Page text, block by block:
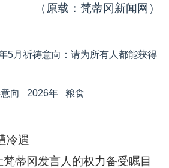
（原载：梵蒂冈新闻网）
5月祈祷意向：请为所有人都能获得
向 2026年 粮食
冷遇
蒂冈发言人的权力备受瞩目